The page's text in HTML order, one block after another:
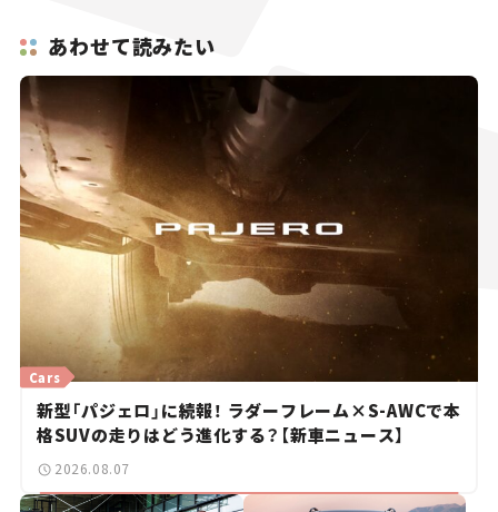
あわせて読みたい
Cars
新型「パジェロ」に続報！ ラダーフレーム×S-AWCで本
格SUVの走りはどう進化する？【新車ニュース】
2026.08.07